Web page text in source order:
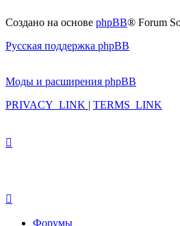
Создано на основе phpBB® Forum
Русская поддержка phpBB
Моды и расширения phpBB
PRIVACY_LINK | TERMS_LINK
Форумы